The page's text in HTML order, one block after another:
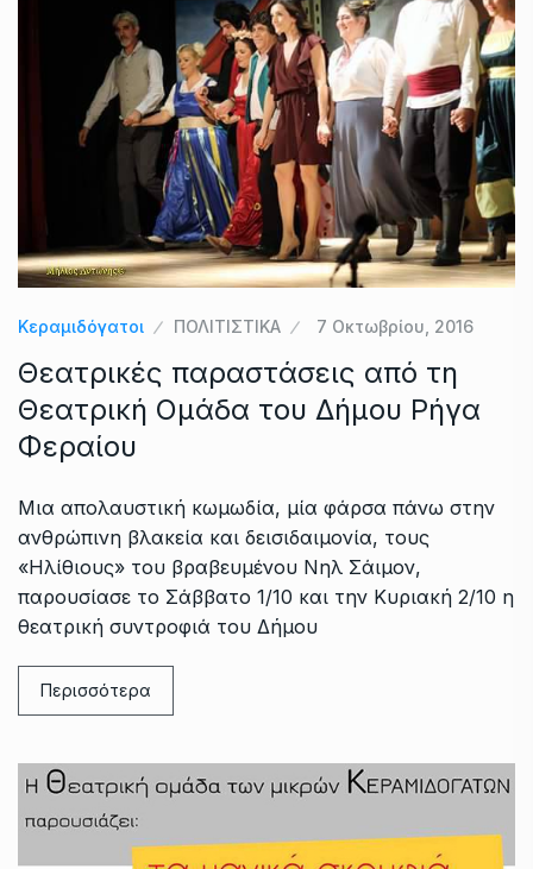
Κεραμιδόγατοι ΠΟΛΙΤΙΣΤΙΚΑ 7 Οκτωβρίου, 2016
Θεατρικές παραστάσεις από τη
Θεατρική Ομάδα του Δήμου Ρήγα
Φεραίου
Μια απολαυστική κωμωδία, μία φάρσα πάνω στην
ανθρώπινη βλακεία και δεισιδαιμονία, τους
«Ηλίθιους» του βραβευμένου Νηλ Σάιμον,
παρουσίασε το Σάββατο 1/10 και την Κυριακή 2/10 η
θεατρική συντροφιά του Δήμου
Περισσότερα